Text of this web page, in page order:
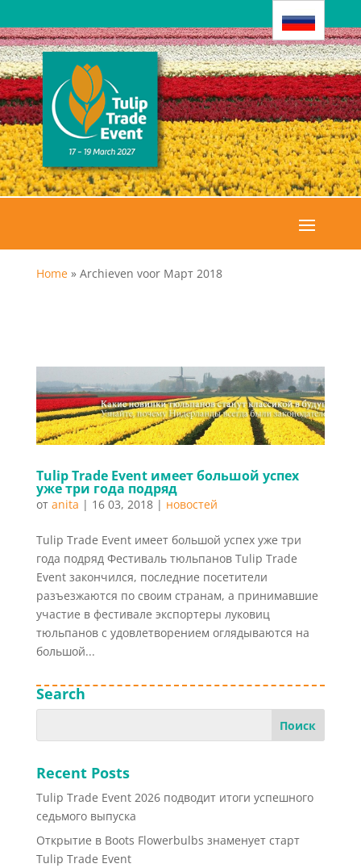
Home» Archieven voor Март 2018
Tulip Trade Event имеет большой успех
уже три года подряд
от anita | 16 03, 2018| новостей
Tulip Trade Event имеет большой успех уже три
года подряд Фестиваль тюльпанов Tulip Trade
Event закончился, последние посетители
разъезжаются по своим странам, а принимавшие
участие в фестивале экспортеры луковиц
тюльпанов с удовлетворением оглядываются на
большой...
Search
Recent Posts
Tulip Trade Event 2026 подводит итоги успешного
седьмого выпуска
Открытие в Boots Flowerbulbs знаменует старт
Tulip Trade Event